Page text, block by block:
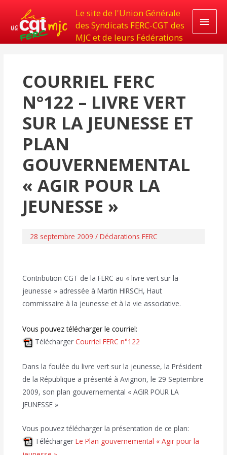
Le site de l'Union Générale
des Syndicats FERC-CGT des
MJC et de leurs Fédérations
COURRIEL FERC
N°122 – LIVRE VERT
SUR LA JEUNESSE ET
PLAN
GOUVERNEMENTAL
« AGIR POUR LA
JEUNESSE »
28 septembre 2009 / Déclarations FERC
Contribution CGT de la FERC au « livre vert sur la
jeunesse » adressée à Martin HIRSCH, Haut
commissaire à la jeunesse et à la vie associative.
Vous pouvez télécharger le courriel:
Télécharger Courriel FERC n°122
Dans la foulée du livre vert sur la jeunesse, la Président
de la République a présenté à Avignon, le 29 Septembre
2009, son plan gouvernemental « AGIR POUR LA
JEUNESSE »
Vous pouvez télécharger la présentation de ce plan:
Télécharger Le Plan gouvernemental « Agir pour la